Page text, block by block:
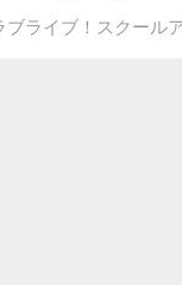
ライブ！スクール